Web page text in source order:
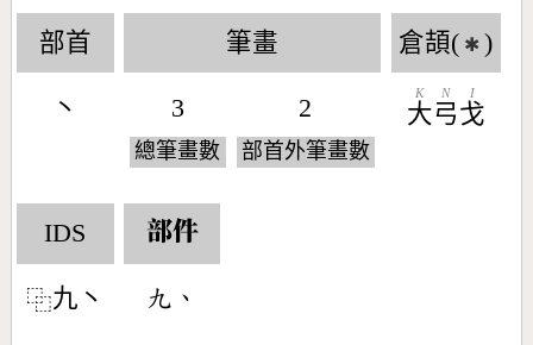
部首
丶
筆畫
3
總筆畫數
2
部首外筆畫數
倉頡( ✱ )
大
K
弓
N
戈
I
IDS
⿻九丶
部件
󶁙󶀅